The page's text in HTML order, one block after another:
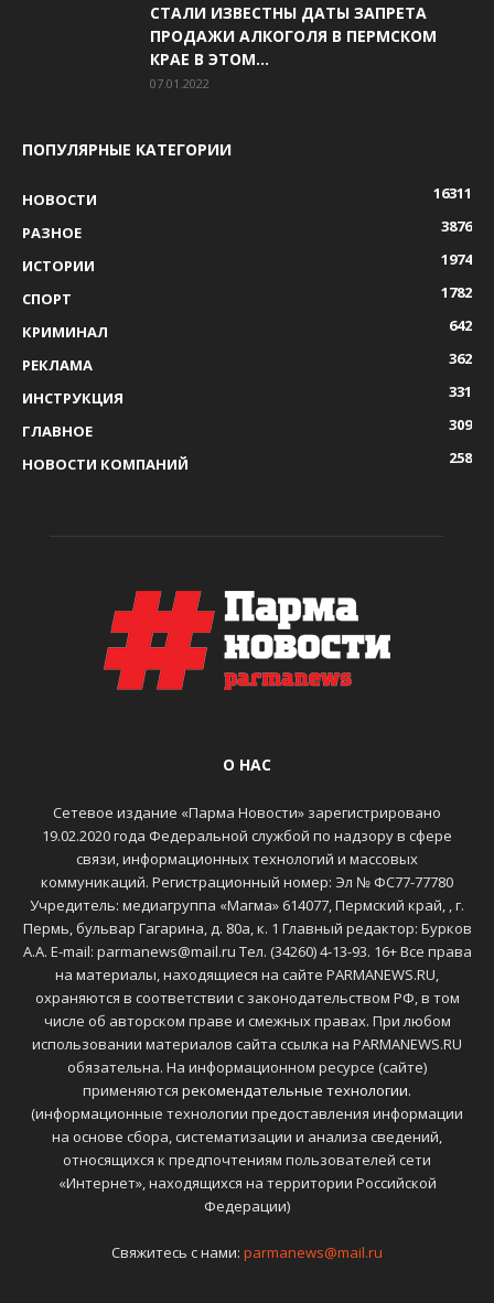
СТАЛИ ИЗВЕСТНЫ ДАТЫ ЗАПРЕТА
ПРОДАЖИ АЛКОГОЛЯ В ПЕРМСКОМ
КРАЕ В ЭТОМ...
07.01.2022
ПОПУЛЯРНЫЕ КАТЕГОРИИ
НОВОСТИ
16311
РАЗНОЕ
3876
ИСТОРИИ
1974
СПОРТ
1782
КРИМИНАЛ
642
РЕКЛАМА
362
ИНСТРУКЦИЯ
331
ГЛАВНОЕ
309
НОВОСТИ КОМПАНИЙ
258
О НАС
Сетевое издание «Парма Новости» зарегистрировано
19.02.2020 года Федеральной службой по надзору в сфере
связи, информационных технологий и массовых
коммуникаций. Регистрационный номер: Эл № ФС77-77780
Учредитель: медиагруппа «Магма» 614077, Пермский край, , г.
Пермь, бульвар Гагарина, д. 80а, к. 1 Главный редактор: Бурков
А.А. E-mail: parmanews@mail.ru Тел. (34260) 4-13-93. 16+ Все права
на материалы, находящиеся на сайте PARMANEWS.RU,
охраняются в соответствии с законодательством РФ, в том
числе об авторском праве и смежных правах. При любом
использовании материалов сайта ссылка на PARMANEWS.RU
обязательна. На информационном ресурсе (сайте)
применяются рекомендательные технологии.
(информационные технологии предоставления информации
на основе сбора, систематизации и анализа сведений,
относящихся к предпочтениям пользователей сети
«Интернет», находящихся на территории Российской
Федерации)
Свяжитесь с нами: parmanews@mail.ru